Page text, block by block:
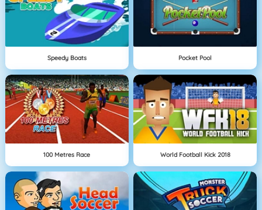
Speedy Boats Pocket Pool
100 Metres Race World Football Kick 2018